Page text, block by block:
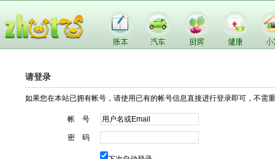
请登录
如果您在本站已拥有帐号，请使用已有的帐号信息直接进行登录即可，不需
帐 号
密 码